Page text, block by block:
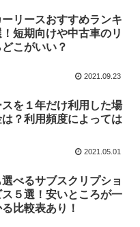
ーリースおすすめランキ
短期向けや中古車のリ
こがいい？
2021.09.23
を１年だけ利用した場
？利用頻度によっては
2021.05.01
べるサブスクリプショ
ス５選！安いところが一
比較表あり！